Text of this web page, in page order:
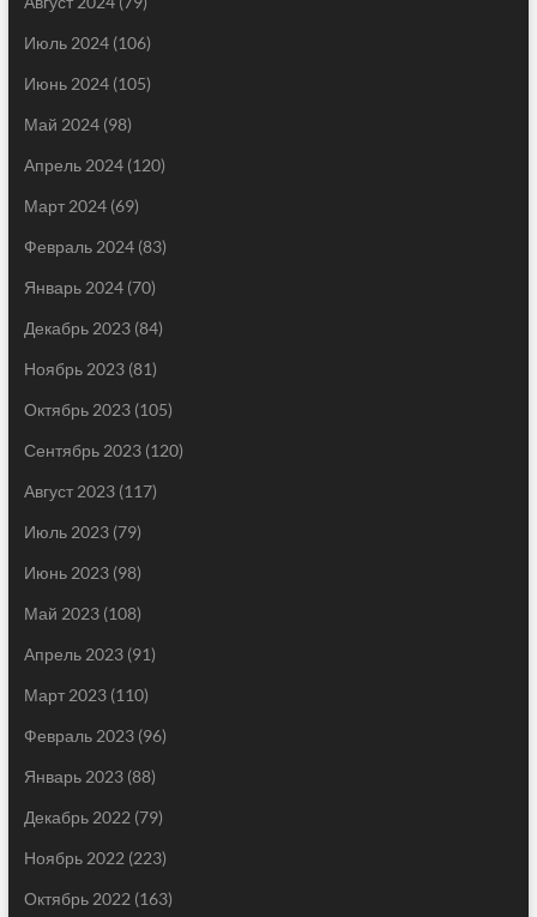
Июль 2024(106)
Июнь 2024(105)
Май 2024(98)
Апрель 2024(120)
Март 2024(69)
Февраль 2024(83)
Январь 2024(70)
Декабрь 2023(84)
Ноябрь 2023(81)
Октябрь 2023(105)
Сентябрь 2023(120)
Август 2023(117)
Июль 2023(79)
Июнь 2023(98)
Май 2023(108)
Апрель 2023(91)
Март 2023(110)
Февраль 2023(96)
Январь 2023(88)
Декабрь 2022 (79)
Ноябрь 2022 (223)
Октябрь 2022 (163)